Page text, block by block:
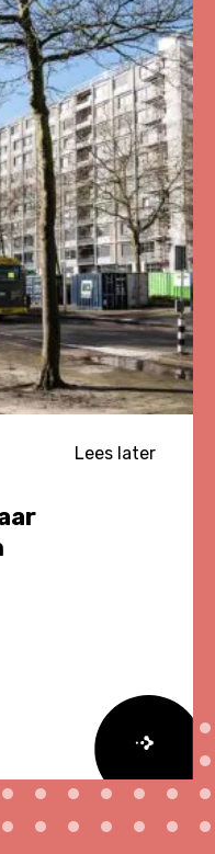
Lees later